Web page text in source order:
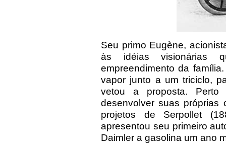
Seu primo Eugène,
às idéias visionárias
empreendimento da
vapor junto a um triciclo,
vetou a proposta. Perto
desenvolver suas próprias
projetos de Serpollet
apresentou seu primeiro
Daimler a gasolina um ano